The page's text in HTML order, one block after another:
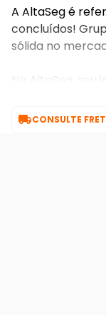
A AltaSeg é
concluídos!
sólida no
Na AltaSeg,
CONSULTE